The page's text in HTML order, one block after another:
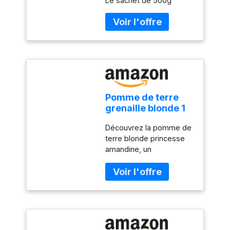
champignons de Paris et
petits pois dans une
sauce onctueuse
quelques minutes — plat
cuisiné individuel de 280
grams, idéal pour un
dîner sans compromis
sur la qualité Héritage
d'un savoir-faire français
— plus de 125 ans
d'expertise culinaire
WILLIAM SAURIN pour
des recettes
authentiques préparées
avec soin
Pomme de terre
grenaille blonde 1
Découvrez la pomme de
terre blonde princesse
amandine, un
recettes du quotidien qui
sait se faire douce et
délicate. Parfaite pour
purée maison, elle se